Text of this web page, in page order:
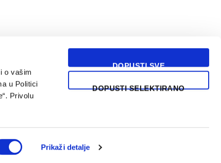
o vašim
u Politici
Privolu
Prikaži detalje
DOPUSTI SVE
DOPUSTI SELEKTIRANO